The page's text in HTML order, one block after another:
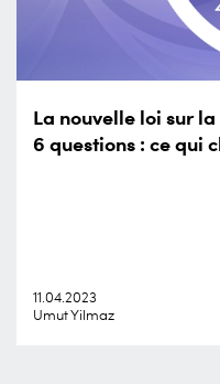
La nouvelle loi sur
6 questions : ce qui
11.04.2023
Umut Yilmaz